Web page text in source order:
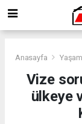
Anasayfa Yaşam
Vize
ülkeye